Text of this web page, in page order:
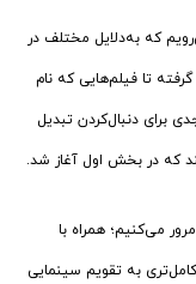
۲۰۲۶ سراغ آثاری می‌رویم که به‌دلایل مختلف در
گرفته تا فیلم‌هایی که نام
برای دنبال‌کردن تبدیل
که در بخش اول آغاز شد.
فهرستی تازه از فیلم‌های موردانتظار ۲۰۲۶ را مرور می‌کنیم؛ همراه با
کامل‌تری به تقویم سینمایی